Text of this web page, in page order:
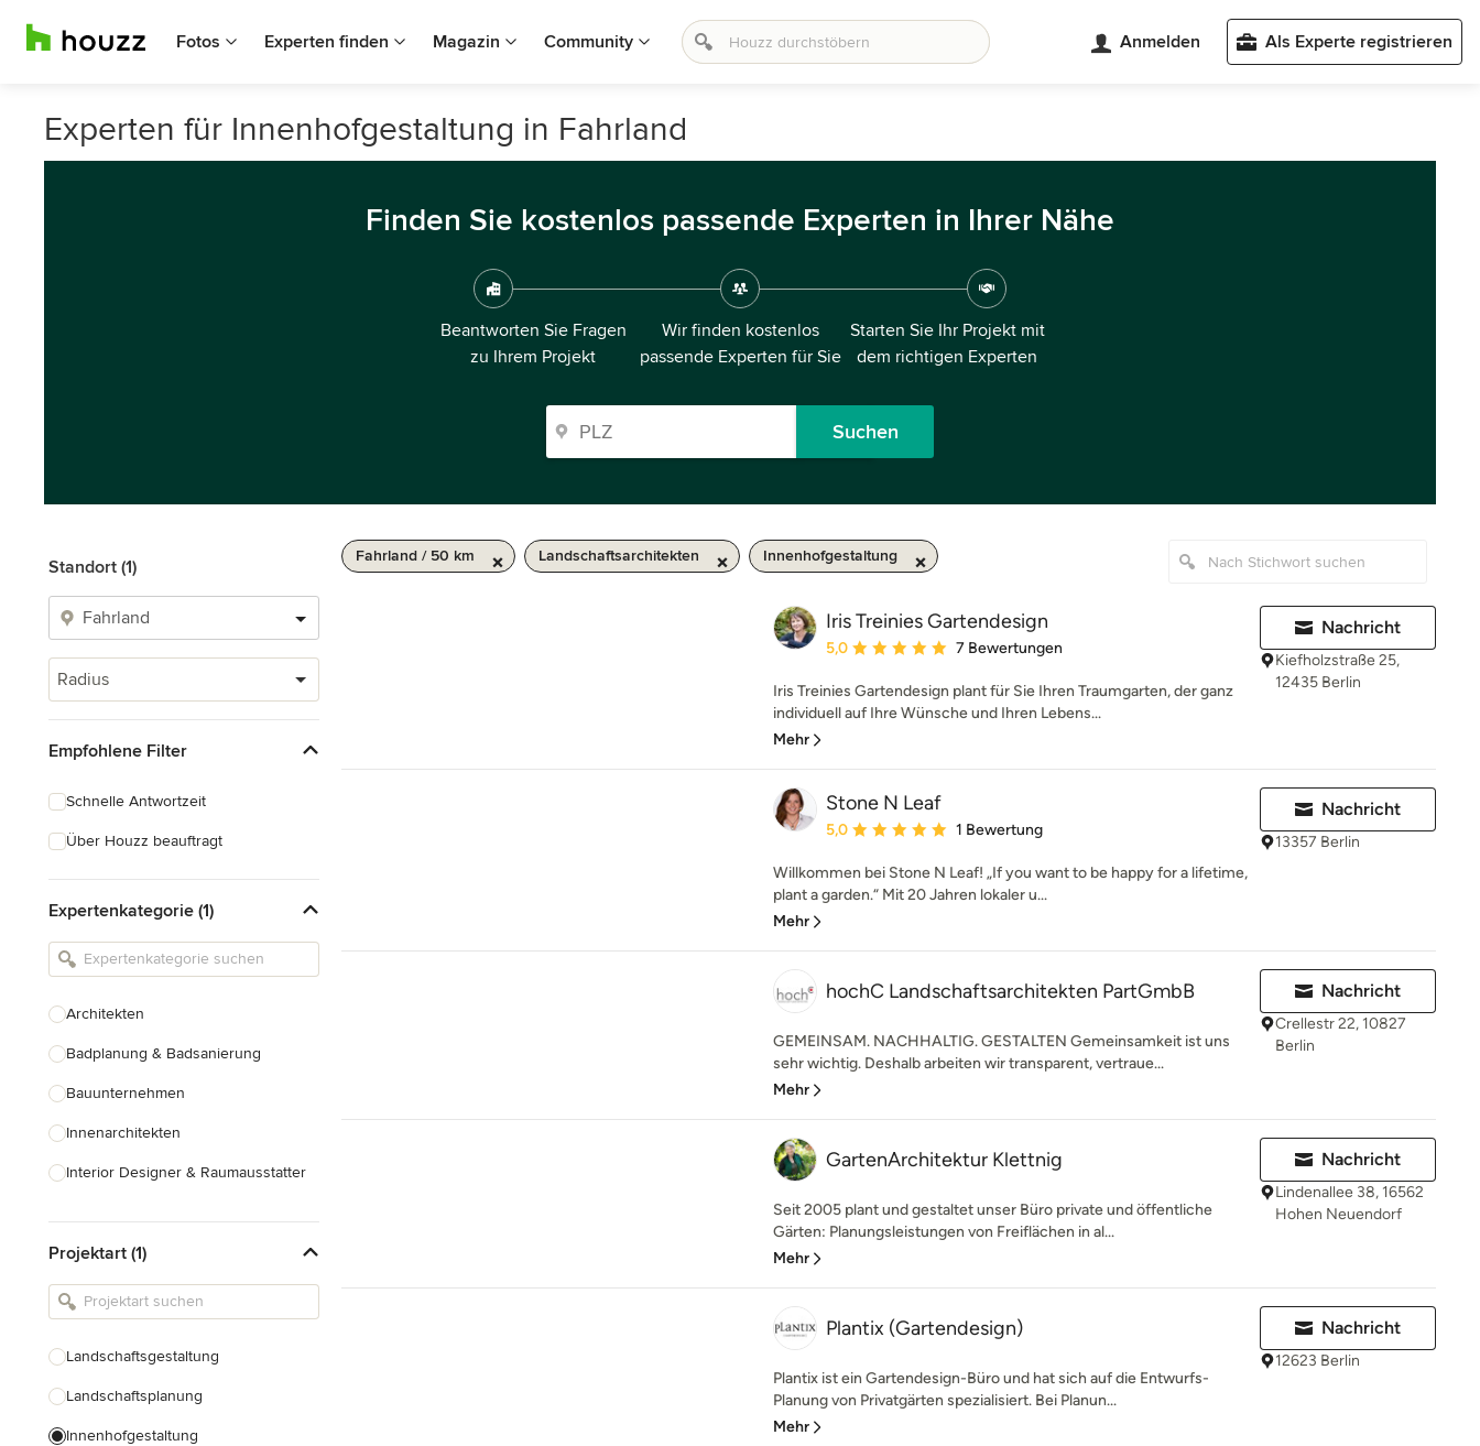
Fotos Experten finden Magazin Community Anmelden Als Experte registrieren
Experten für Innenhofgestaltung in Fahrland
Finden Sie kostenlos passende Experten in Ihrer Nähe
Beantworten Sie Fragen
zu Ihrem Projekt
Wir finden kostenlos
passende Experten für Sie
Starten Sie Ihr Projekt mit
dem richtigen Experten
Suchen
Standort (1)
Radius
Empfohlene Filter
Schnelle Antwortzeit
Über Houzz beauftragt
Expertenkategorie (1)
Architekten
Badplanung & Badsanierung
Bauunternehmen
Innenarchitekten
Interior Designer & Raumausstatter
Landschaftsarchitekten
Armaturen & Sanitärbedarf
Einbauschränke
Projektart (1)
Landschaftsgestaltung
Landschaftsplanung
Innenhofgestaltung
Fahrland / 50 km Landschaftsarchitekten Innenhofgestaltung
Iris Treinies Gartendesign
Durchschnittliche Bewertung: 5 von 5 Sternen
5,0 7 Bewertungen
Iris Treinies Gartendesign plant für Sie Ihren Traumgarten, der ganz
individuell auf Ihre Wünsche und Ihren Lebens...
Mehr
Nachricht
Kiefholzstraße 25,
12435 Berlin
Stone N Leaf
Durchschnittliche Bewertung: 5 von 5 Sternen
5,0 1 Bewertung
Willkommen bei Stone N Leaf! „If you want to be happy for a lifetime,
plant a garden.“ Mit 20 Jahren lokaler u...
Mehr
Nachricht
13357 Berlin
hochC Landschaftsarchitekten PartGmbB
GEMEINSAM. NACHHALTIG. GESTALTEN Gemeinsamkeit ist uns
sehr wichtig. Deshalb arbeiten wir transparent, vertraue...
Mehr
Nachricht
Crellestr 22, 10827
Berlin
GartenArchitektur Klettnig
Seit 2005 plant und gestaltet unser Büro private und öffentliche
Gärten: Planungsleistungen von Freiflächen in al...
Mehr
Nachricht
Lindenallee 38, 16562
Hohen Neuendorf
Plantix (Gartendesign)
Plantix ist ein Gartendesign-Büro und hat sich auf die Entwurfs-
Planung von Privatgärten spezialisiert. Bei Planun...
Mehr
Nachricht
12623 Berlin